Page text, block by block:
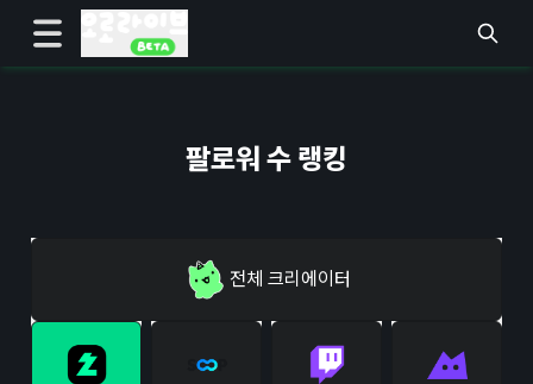
팔로워 수 랭킹
전체 크리에이터